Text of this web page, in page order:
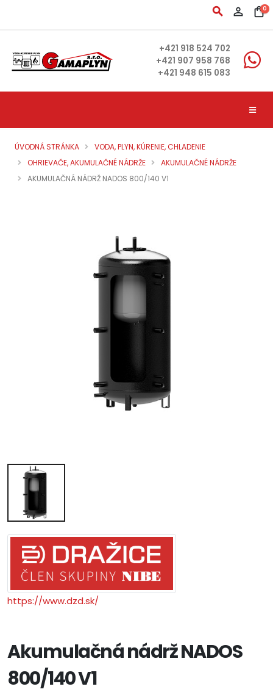
search person_outline shopping_bag0
+421 918 524 702
+421 907 958 768
+421 948 615 083
ÚVODNÁ STRÁNKA
VODA, PLYN, KÚRENIE, CHLADENIE
OHRIEVAČE, AKUMULAČNÉ NÁDRŽE
AKUMULAČNÉ NÁDRŽE
AKUMULAČNÁ NÁDRŽ NADOS 800/140 V1
https://www.dzd.sk/
Akumulačná nádrž NADOS
800/140 V1